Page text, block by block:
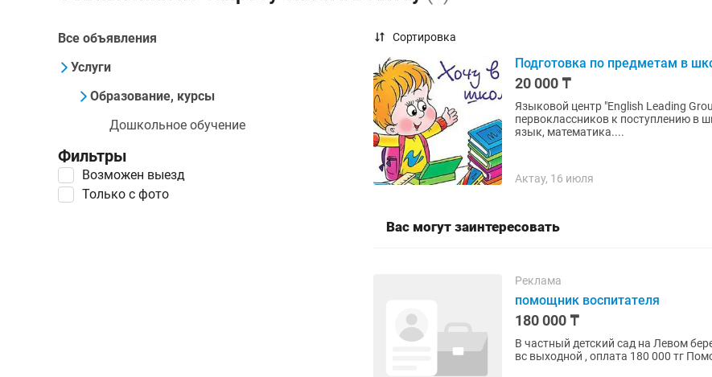
Все объявления
Услуги
Образование, курсы
Дошкольное обучение
Фильтры
Возможен выезд
Только с фото
Сортировка
Подготовка по предметам в
20 000 ₸
Языковой центр "English Leading
первоклассников к поступлению в
язык, математика....
Актау, 16 июля
Вас могут заинтересовать
Реклама
помощник воспитателя
180 000 ₸
В частный детский сад на Левом
вс выходной , оплата 180 000 тг Помощь воспитателю, уборка помещения. тел хабарласыңыз